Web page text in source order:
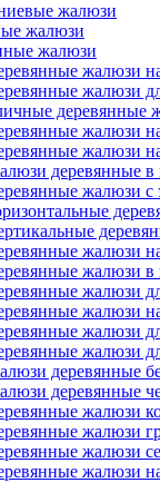
жалюзи
жалюзи
жалюзи
жалюзи
жалюзи
деревянные
жалюзи
жалюзи
деревянные в
жалюзи с
жалюзи
жалюзи в
жалюзи
жалюзи
жалюзи
жалюзи
деревянные
деревянные
жалюзи
жалюзи
жалюзи
жалюзи